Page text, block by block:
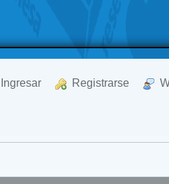
Ingresar Registrarse